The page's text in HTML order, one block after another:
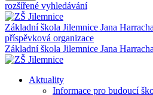
rozšířené vyhledávání
Základní škola Jilemnice Jana
příspěvková organizace
Základní škola Jilemnice Jana
Aktuality
Informace pro budoucí